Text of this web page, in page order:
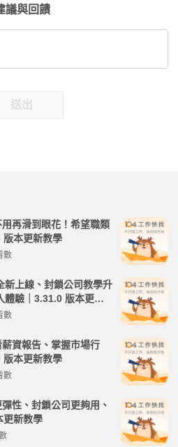
議與回饋
送出
再滑到眼花！希望職類
版本更新教學
數
新上線、封鎖公司教學升
體驗｜3.31.0 版本更新
數
資報告、掌握市場行
版本更新教學
數
性、封鎖公司更夠用、
更新教學